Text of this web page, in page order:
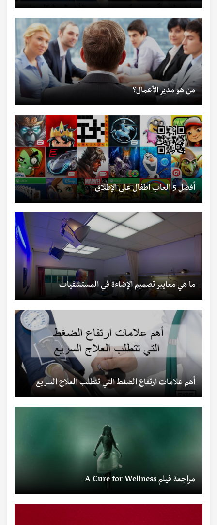
من هو مدير الأعمال؟
أفضل 5 العاب اطفال على الإطلاق
ما هي معايير تصميم الإضاءة في المستشفيات
أهم علامات ارتفاع الضغط التي تتطلب العلاج السريع
مراجعة فيلم A Cure for Wellness